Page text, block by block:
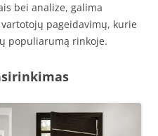
bei analize, galima
pageidavimų, kurie
populiarumą rinkoje.